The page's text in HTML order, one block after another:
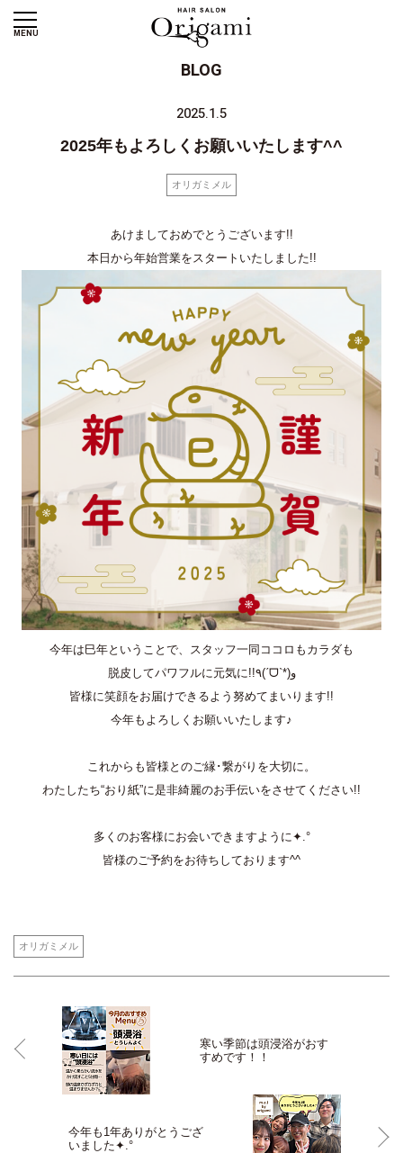
MENU
BLOG
2025.1.5
2025年もよろしくお願いいたします^^
オリガミメル
あけましておめでとうございます!!
本日から年始営業をスタートいたしました!!
今年は巳年ということで、スタッフ一同ココロもカラダも
脱皮してパワフルに元気に!!٩(ˊᗜˋ*)و
皆様に笑顔をお届けできるよう努めてまいります!!
今年もよろしくお願いいたします♪
これからも皆様とのご縁･繋がりを大切に。
わたしたち“おり紙”に是非綺麗のお手伝いをさせてください!!
多くのお客様にお会いできますように✦.°
皆様のご予約をお待ちしております^^
オリガミメル
寒い季節は頭浸浴がおす
すめです！！
今年も1年ありがとうござ
いました✦.°